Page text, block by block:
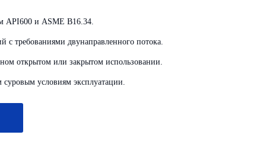
API600 и ASME B16.34.
требованиями двунаправленного потока.
открытом или закрытом использовании.
условиям эксплуатации.